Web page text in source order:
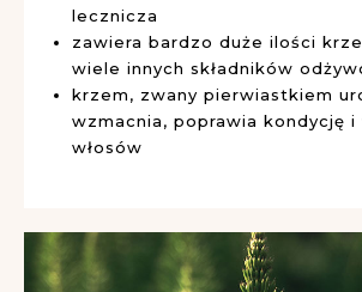
lecznicza
zawiera bardzo duże ilości
wiele innych składników
krzem, zwany pierwiastkiem
wzmacnia, poprawia kondycję i
włosów